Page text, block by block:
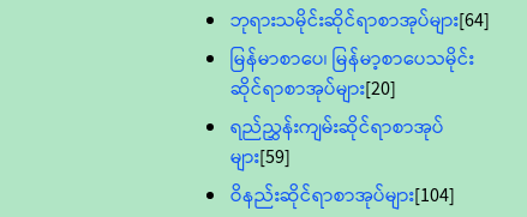
ဘုရားသမိုင်းဆိုင်ရာစာအုပ်များ[64]
မြန်မာစာပေ၊ မြန်မာ့စာပေသမိုင်း
ဆိုင်ရာစာအုပ်များ[20]
ရည်ညွှန်းကျမ်းဆိုင်ရာစာအုပ်
များ[59]
ဝိနည်းဆိုင်ရာစာအုပ်များ[104]